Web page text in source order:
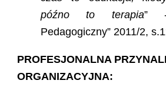
późno to terapia”
Pedagogiczny” 2011/2,
PROFESJONALNA
ORGANIZACYJNA: